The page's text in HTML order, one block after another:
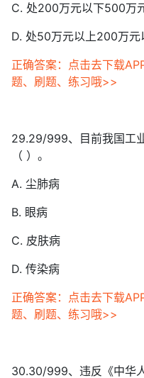
C. 处200万元以下500万
D. 处50万元以上200万元
正确答案：点击去下载
题、刷题、练习哦>>
29.29/999、目前我国工
（ ）。
A. 尘肺病
B. 眼病
C. 皮肤病
D. 传染病
正确答案：点击去下载
题、刷题、练习哦>>
30.30/999、违反《中华